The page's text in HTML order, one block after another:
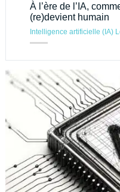
À l’ère de l’IA,
(re)devient humain
Intelligence artificielle (IA)